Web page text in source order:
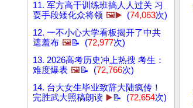
11. 军方高干训练班搞人人过关 习
耍手段矮化众将领 🖼️▶️ (74,063次)
12. 一不小心大学看板揭开了中共
遮羞布 🖼️📝 (72,977次)
13. 2026高考历史冲上热搜 考生：
难度爆表 🖼️📝 (72,766次)
14. 台大女生毕业致辞大陆疯传！
完胜武大照稿朗读 ▶️📝 (72,654次)